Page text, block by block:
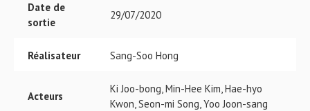
Date de
sortie
29/07/2020
Réalisateur Sang-Soo Hong
Acteurs
Ki Joo-bong, Min-Hee Kim, Hae-hyo
Kwon, Seon-mi Song, Yoo Joon-sang